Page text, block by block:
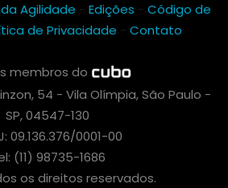
Agilidade - Edições - Código de
de Privacidade - Contato
membros do
54 - Vila Olímpia, São Paulo -
SP, 04547-130
09.136.376/0001-00
(11) 98735-1686
os direitos reservados.